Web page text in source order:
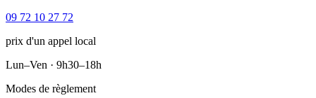
09 72 10 27 72
prix d'un appel local
Lun–Ven · 9h30–18h
Modes de règlement